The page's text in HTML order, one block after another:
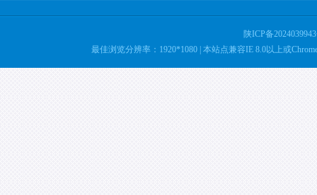
陕ICP备
最佳浏览分辨率：1920*1080| 本站点兼容IE 8.0以上或